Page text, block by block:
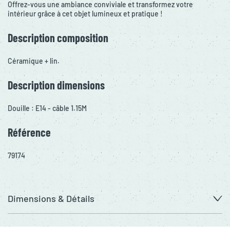
Offrez-vous une ambiance conviviale et transformez votre
intérieur grâce à cet objet lumineux et pratique !
Description composition
Céramique + lin.
Description dimensions
Douille : E14 - câble 1.15M
Référence
79174
Dimensions & Détails